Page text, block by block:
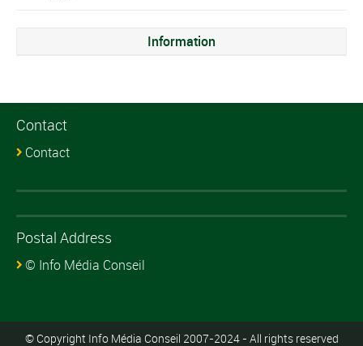
Information
Contact
Contact
Postal Address
© Info Média Conseil
© Copyright Info Média Conseil 2007-2024 - All rights reserved